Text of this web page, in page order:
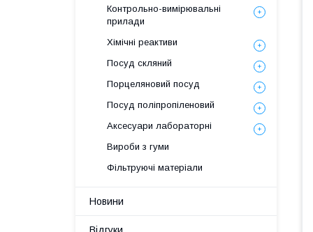
Контрольно-вимірювальні
прилади
Хімічні реактиви
Посуд скляний
Порцеляновий посуд
Посуд поліпропіленовий
Аксесуари лабораторні
Вироби з гуми
Фільтруючі матеріали
Новини